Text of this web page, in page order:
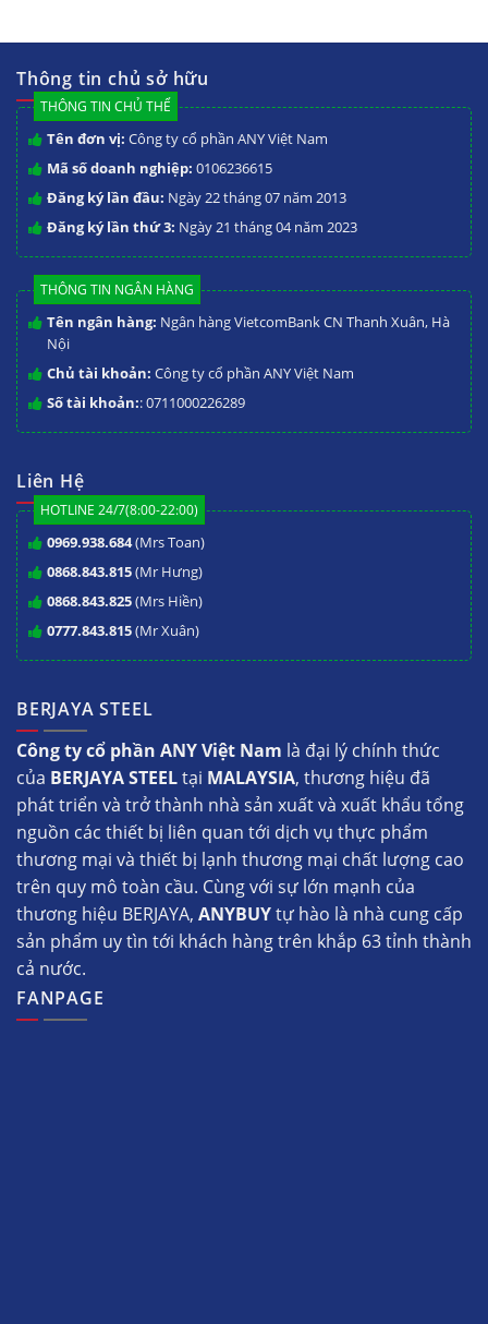
Thông tin chủ sở hữu
THÔNG TIN CHỦ THỂ
Tên đơn vị: Công ty cổ phần ANY Việt Nam
Mã số doanh nghiệp: 0106236615
Đăng ký lần đầu: Ngày 22 tháng 07 năm 2013
Đăng ký lần thứ 3: Ngày 21 tháng 04 năm 2023
THÔNG TIN NGÂN HÀNG
Tên ngân hàng: Ngân hàng VietcomBank CN Thanh Xuân, Hà
Nội
Chủ tài khoản: Công ty cổ phần ANY Việt Nam
Số tài khoản:: 0711000226289
Liên Hệ
HOTLINE 24/7(8:00-22:00)
0969.938.684(Mrs Toan)
0868.843.815(Mr Hưng)
0868.843.825(Mrs Hiền)
0777.843.815(Mr Xuân)
BERJAYA STEEL
Công ty cổ phần ANY Việt Nam là đại lý chính thức
của BERJAYA STEELtại MALAYSIA, thương hiệu đã
phát triển và trở thành nhà sản xuất và xuất khẩu tổng
nguồn các thiết bị liên quan tới dịch vụ thực phẩm
thương mại và thiết bị lạnh thương mại chất lượng cao
trên quy mô toàn cầu. Cùng với sự lớn mạnh của
thương hiệu BERJAYA, ANYBUYtự hào là nhà cung cấp
sản phẩm uy tìn tới khách hàng trên khắp 63 tỉnh thành
cả nước.
FANPAGE